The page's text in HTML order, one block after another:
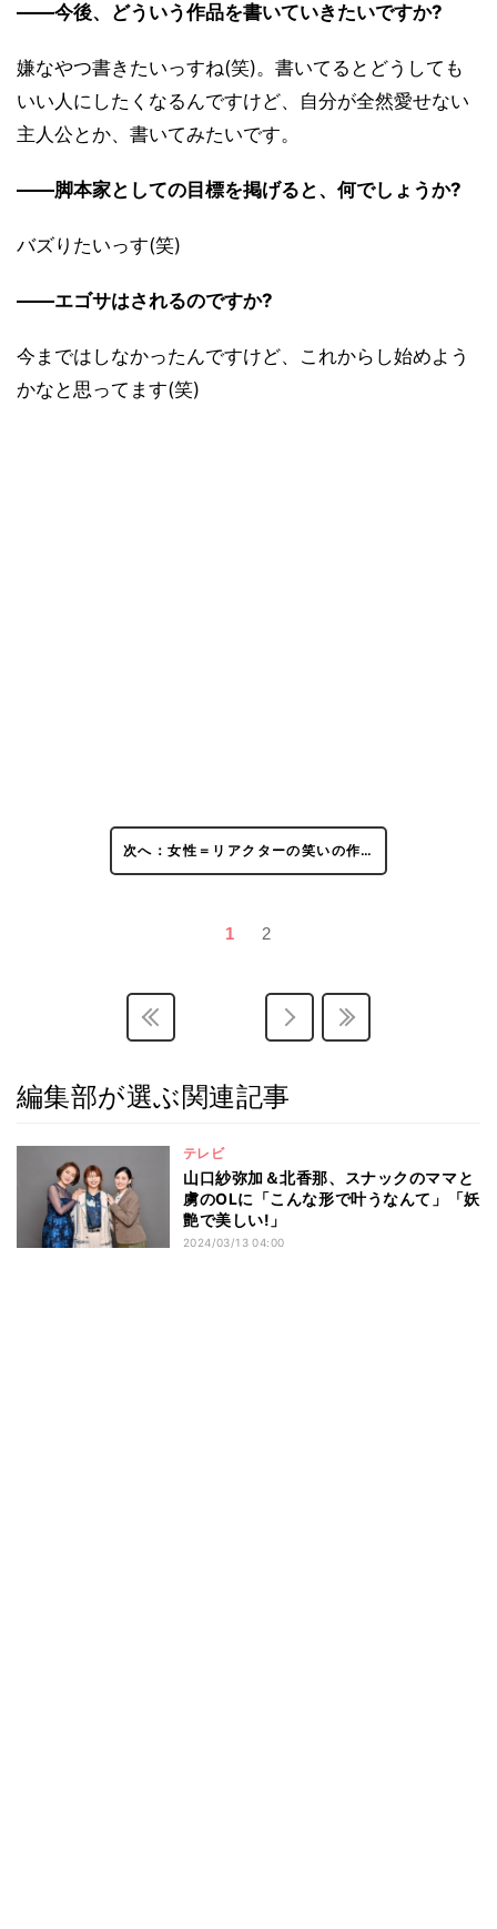
――今後、どういう作品を書いていきたいですか?
嫌なやつ書きたいっすね(笑)。書いてるとどうしても
いい人にしたくなるんですけど、自分が全然愛せない
主人公とか、書いてみたいです。
――脚本家としての目標を掲げると、何でしょうか?
バズりたいっす(笑)
――エゴサはされるのですか?
今まではしなかったんですけど、これからし始めよう
かなと思ってます(笑)
次へ：女性＝リアクターの笑いの作…
1 2
編集部が選ぶ関連記事
テレビ
山口紗弥加＆北香那、スナックのママと
虜のOLに「こんな形で叶うなんて」「妖
艶で美しい!」
2024/03/13 04:00